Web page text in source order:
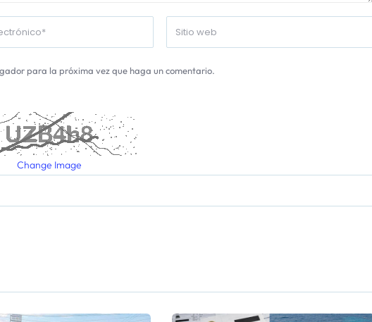
para la próxima vez que haga un comentario.
Change Image